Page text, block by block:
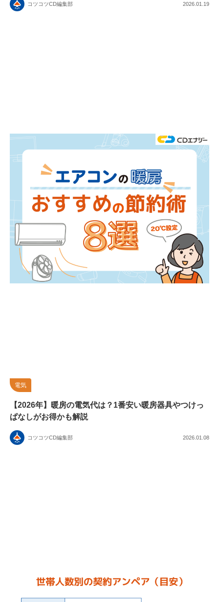
コツコツCD編集部 2026.01.19
電気
【2026年】暖房の電気代は？1番安い暖房器具やつけっ
ぱなしがお得かも解説
コツコツCD編集部 2026.01.08